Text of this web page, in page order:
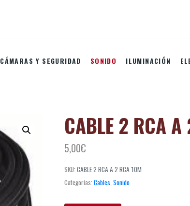
CÁMARAS Y SEGURIDAD SONIDO ILUMINACIÓN
CABLE 2 RCA
5,00€
SKU: CABLE 2 RCA A 2 RCA 10M
Categorías: Cables, Sonido